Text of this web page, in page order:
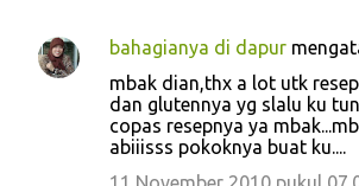
bahagianya di dapur
mbak dian,thx a lot utk
dan glutennya yg slalu ku
copas resepnya ya
abiiisss pokoknya buat ku....